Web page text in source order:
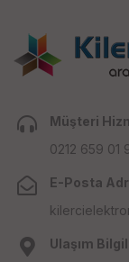
Müşteri
0212 659 01
E-Posta
Ulaşım